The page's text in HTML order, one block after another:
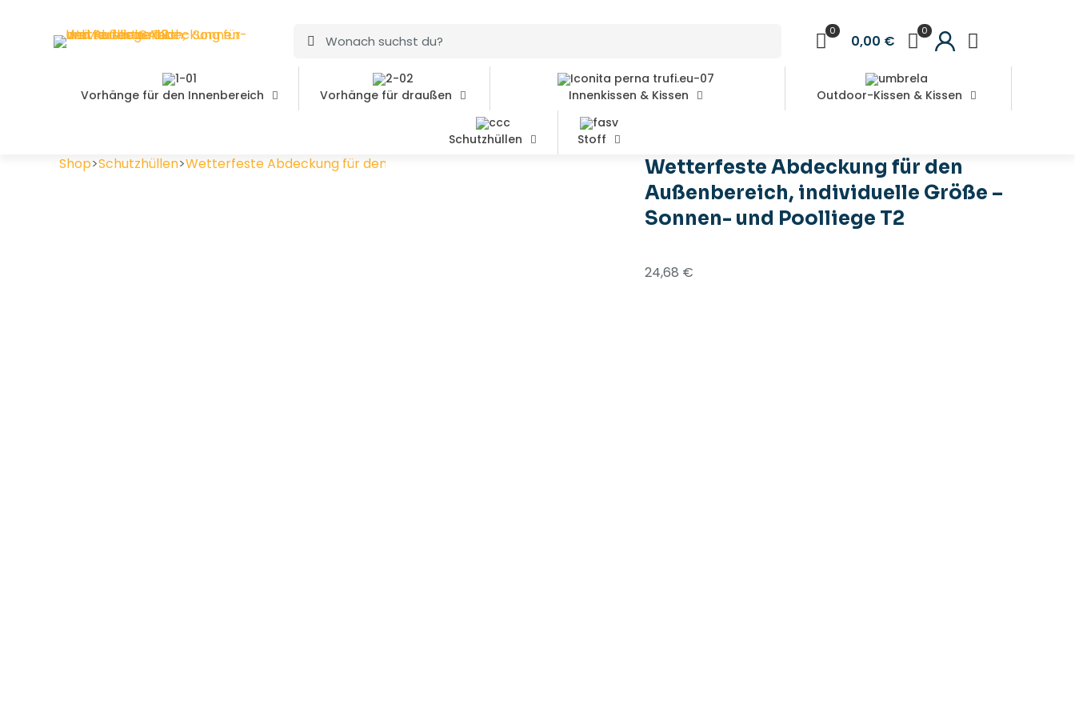
0
0,00 €
0
Vorhänge für den Innenbereich Vorhänge für draußen Innenkissen & Kissen Outdoor-Kissen & Kissen
Schutzhüllen Stoff
Shop>Schutzhüllen>Wetterfeste Abdeckung für den Außenbereich, individuelle Größe – Sonnen- und Poolliege T2Wetterfeste Abdeckung für den
Außenbereich, individuelle Größe –
Sonnen- und Poolliege T2
24,68 €